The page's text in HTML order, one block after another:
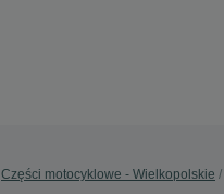
Części motocyklowe - Wielkopolskie